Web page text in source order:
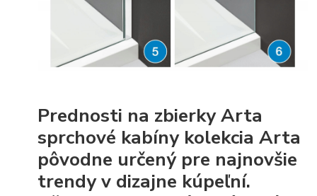
Prednosti na zbierky Arta
sprchové kabíny kolekcia Arta
pôvodne určený pre najnovšie
trendy v dizajne kúpeľní.